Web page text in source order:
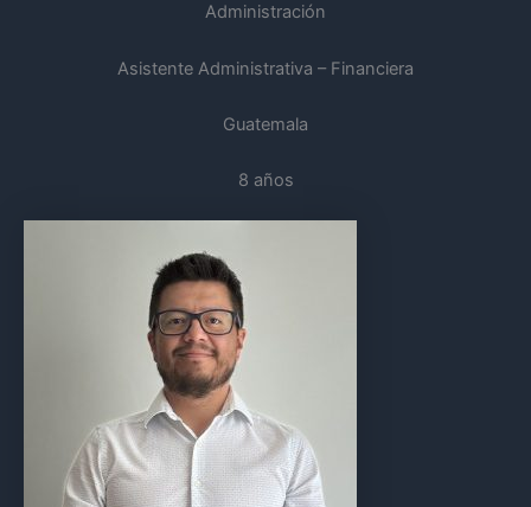
Administración
Asistente Administrativa – Financiera
Guatemala
8 años